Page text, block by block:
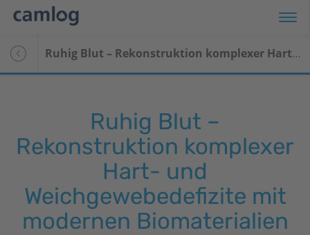
Ruhig Blut – Rekonstruktion komplexer Hart- und Weichgewebedefizite mit modernen Biomaterialien
Ruhig Blut –
Rekonstruktion komplexer
Hart- und
Weichgewebedefizite mit
modernen Biomaterialien